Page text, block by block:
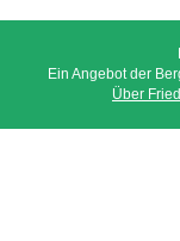
Ein Angebot der
Über